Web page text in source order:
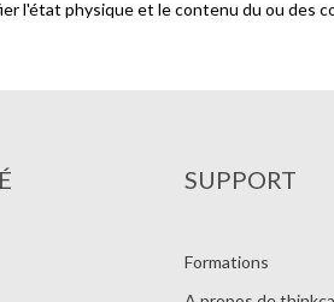
l'état physique et le contenu du ou des
SUPPORT
Formations